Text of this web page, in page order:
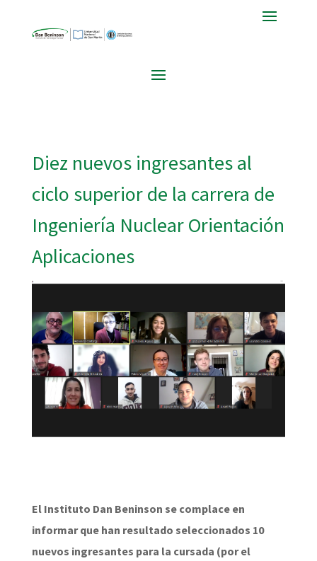
Diez nuevos ingresantes al
ciclo superior de la carrera de
Ingeniería Nuclear Orientación
Aplicaciones
El Instituto Dan Beninson se complace en
informar que han resultado seleccionados 10
nuevos ingresantes para la cursada (por el